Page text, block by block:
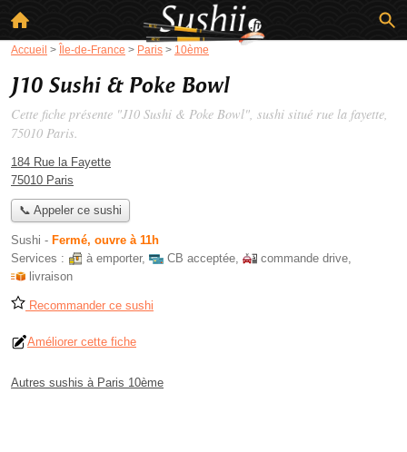
Accueil > Île-de-France > Paris > 10ème
J10 Sushi & Poke Bowl
Cette fiche présente "J10 Sushi & Poke Bowl", sushi situé rue la fayette,
75010 Paris.
184 Rue la Fayette
75010 Paris
📞 Appeler ce sushi
Sushi - Fermé, ouvre à 11h
Services :
à emporter, CB acceptée, commande drive,
livraison
Recommander ce sushi
Améliorer cette fiche
Autres sushis à Paris 10ème